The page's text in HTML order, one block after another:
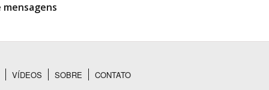
VÍDEOS SOBRE CONTATO